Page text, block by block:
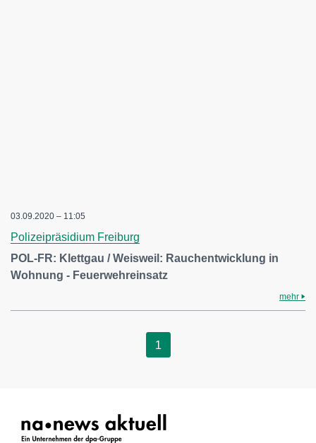
03.09.2020 – 11:05
Polizeipräsidium Freiburg
POL-FR: Klettgau / Weisweil: Rauchentwicklung in
Wohnung - Feuerwehreinsatz
mehr
1